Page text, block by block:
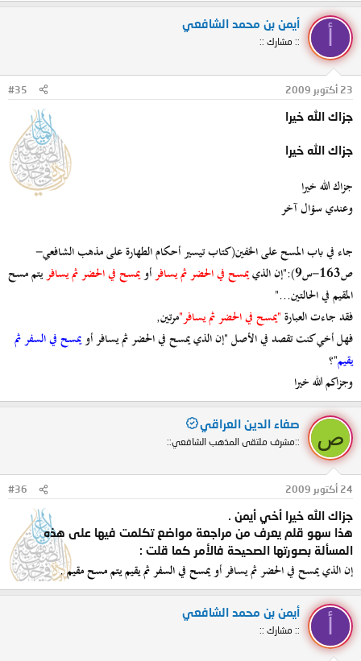
أيمن بن محمد الشافعي
:: مشارك ::
23 أكتوبر 2009 #35
جزاك الله خيرا
جزاك الله خيرا
جزاك الله خيرا
وعندي سؤال آخر
جاء في باب المسح على الخفين(كتاب تيسير أحكام الطهارة على مذهب الشافعي-
ص163-س9):"إن الذي
يمسح في الحضر ثم يسافرأويمسح في الحضر ثم يسافريتم مسح
المقيم في الحالتين..."
فقد جاءت العبارة"يمسح في الحضر ثم يسافر"مرتين,
فهل أخي كنت تقصد في الأصل "إن الذي يمسح في الحضر ثم يسافر أويمسح في السفر ثم
يقيم"؟
وجزاكم الله خيرا
ص
صفاء الدين العراقي
::مشرف ملتقى المذهب الشافعي::
24 أكتوبر 2009 #36
جزاك الله خيرا أخي أيمن .
هذا سهو قلم يعرف من مراجعة مواضع تكلمت فيها على هذه
المسألة بصورتها الصحيحة فالأمر كما قلت :
إن الذي يمسح في الحضر ثم يسافر أويمسح في السفر ثم يقيم يتم مسح مقيم .
أيمن بن محمد الشافعي
:: مشارك ::